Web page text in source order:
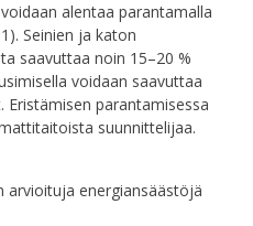
alentaa parantamalla
Seinien ja katon
saavuttaa noin 15–20 %
voidaan saavuttaa
Eristämisen parantamisessa
suunnittelijaa.
arvioituja energiansäästöjä